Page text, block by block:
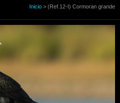
Inicio > (Ref.12-I) Cormoran grande